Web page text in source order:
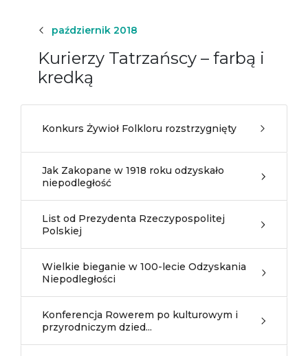
październik 2018
Kurierzy Tatrzańscy – farbą i
kredką
Konkurs Żywioł Folkloru rozstrzygnięty
Jak Zakopane w 1918 roku odzyskało
niepodległość
List od Prezydenta Rzeczypospolitej
Polskiej
Wielkie bieganie w 100-lecie Odzyskania
Niepodległości
Konferencja Rowerem po kulturowym i
przyrodniczym dzied...